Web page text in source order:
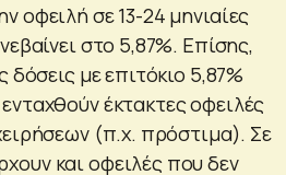
οφειλή σε 13-24 μηνιαίες
στο 5,87%. Επίσης,
δόσεις με επιτόκιο 5,87%
έκτακτες οφειλές
(π.χ. πρόστιμα). Σε
και οφειλές που δεν